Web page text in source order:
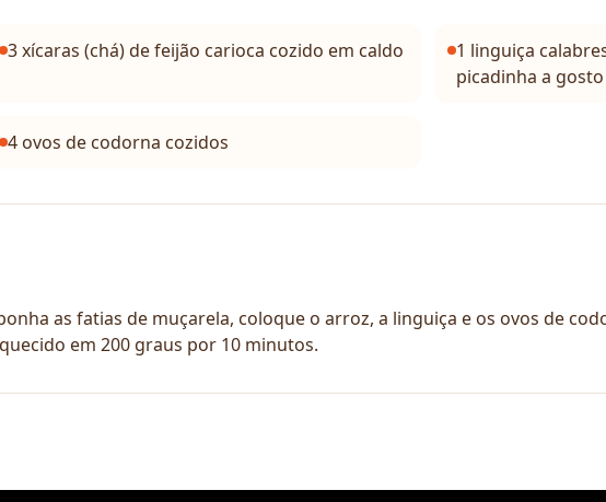
3 xícaras (chá) de feijão carioca cozido em caldo
1 linguiça
picadinha a gosto
4 ovos de codorna cozidos
as fatias de muçarela, coloque o arroz, a linguiça e os ovos de
em 200 graus por 10 minutos.